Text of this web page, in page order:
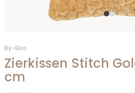
By-Boo
Zierkissen Stitch
cm